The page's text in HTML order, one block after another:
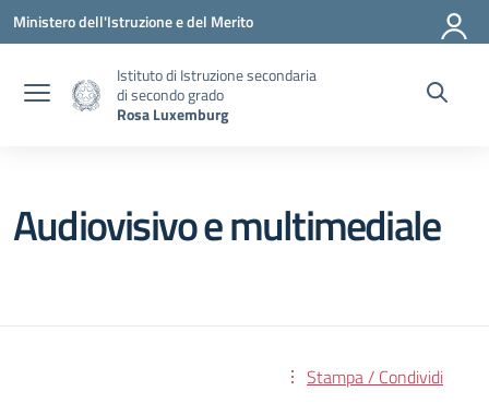
Vai ai contenuti
Vai al menu di navigazione
Vai al footer
Ministero dell'Istruzione e del Merito
Istituto di Istruzione secondaria
di secondo grado
Rosa Luxemburg
Audiovisivo e multimediale
Stampa / Condividi